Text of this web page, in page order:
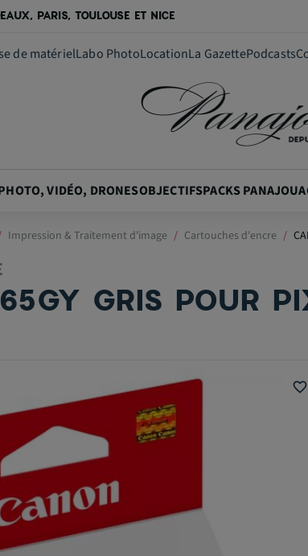
PARIS, TOULOUSE ET NICE
de matérielLabo PhotoLocationLa GazettePodcasts
VIDÉO, DRONESOBJECTIFSPACKS PANAJOU
Impression & Traitement d'image Cartouches d'encre
GRIS POUR
favorite_border